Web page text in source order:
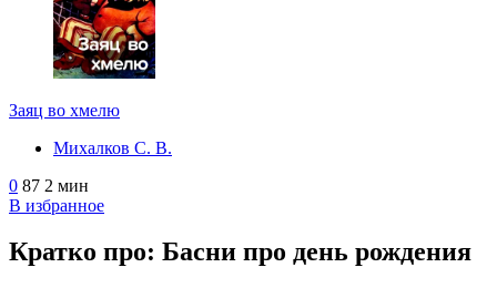
Заяц во хмелю
Михалков С. В.
0 87 2 мин
В избранное
Кратко про: Басни про день рождения